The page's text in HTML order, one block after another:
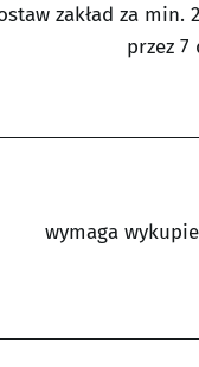
zakład za min.
przez 7
wymaga